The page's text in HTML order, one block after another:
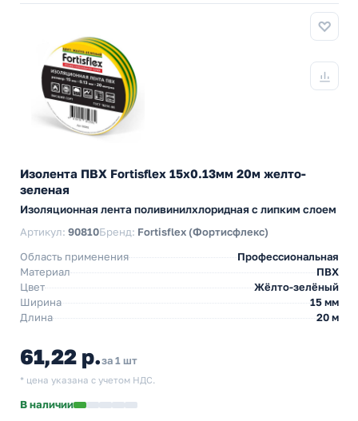
Изолента ПВХ Fortisflex 15x0.13мм 20м желто-
зеленая
Изоляционная лента поливинилхлоридная с липким слоем
Артикул: 90810Бренд: Fortisflex (Фортисфлекс)
Область применения
Профессиональная
Материал
ПВХ
Цвет
Жёлто-зелёный
Ширина
15 мм
Длина
20 м
61,22 р.за 1 шт
* цена указана с учетом НДС.
В наличии